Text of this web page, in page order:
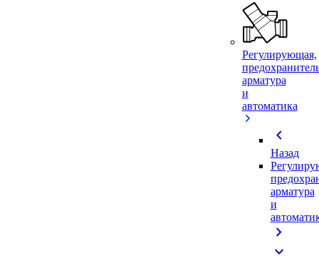
Регулирующая,
арматура
и
автоматика
chevron_left
Назад
арматура
и
chevron_right
expand_more